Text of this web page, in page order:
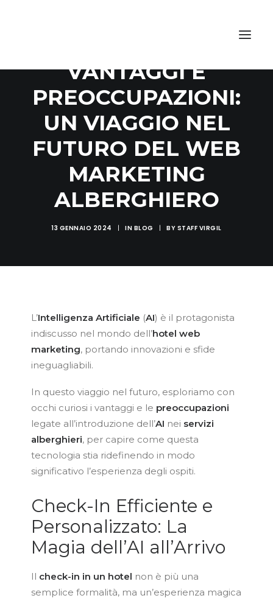
L’AI IN HOTEL TRA
VANTAGGI E
PREOCCUPAZIONI:
UN VIAGGIO NEL
FUTURO DEL WEB
MARKETING
ALBERGHIERO
13 GENNAIO 2024 | IN BLOG | BY STAFF VIRGIL
L’Intelligenza Artificiale (AI) è il protagonista
indiscusso nel mondo dell’hotel web
marketing, portando innovazioni e sfide
ineguagliabili.
In questo viaggio nel futuro, esploriamo con
occhi curiosi i vantaggi e le preoccupazioni
legate all’introduzione dell’AI nei servizi
alberghieri, per capire come questa
tecnologia stia ridefinendo in modo
significativo l’esperienza degli ospiti.
Check-In Efficiente e
Personalizzato: La
Magia dell’AI all’Arrivo
Il check-in in un hotel non è più una
semplice formalità, ma un’esperienza magica